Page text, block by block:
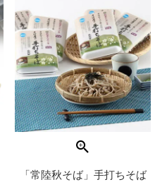
「常陸秋そば」手打ちそば